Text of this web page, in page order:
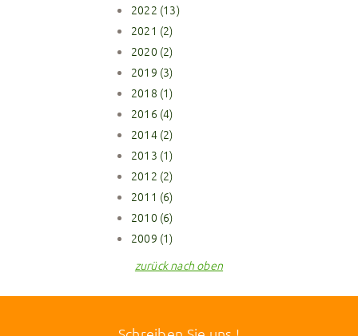
2022 (13)
2021 (2)
2020 (2)
2019 (3)
2018 (1)
2016 (4)
2014 (2)
2013 (1)
2012 (2)
2011 (6)
2010 (6)
2009 (1)
zurück nach oben